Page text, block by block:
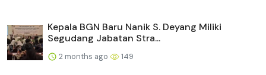
Kepala BGN Baru Nanik S. Deyang Miliki
Segudang Jabatan Stra...
2 months ago 149